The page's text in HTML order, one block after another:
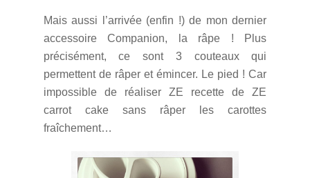
Mais aussi l’arrivée (enfin !) de mon dernier
accessoire Companion, la râpe ! Plus
précisément, ce sont 3 couteaux qui
permettent de râper et émincer. Le pied ! Car
impossible de réaliser ZE recette de ZE
carrot cake sans râper les carottes
fraîchement…